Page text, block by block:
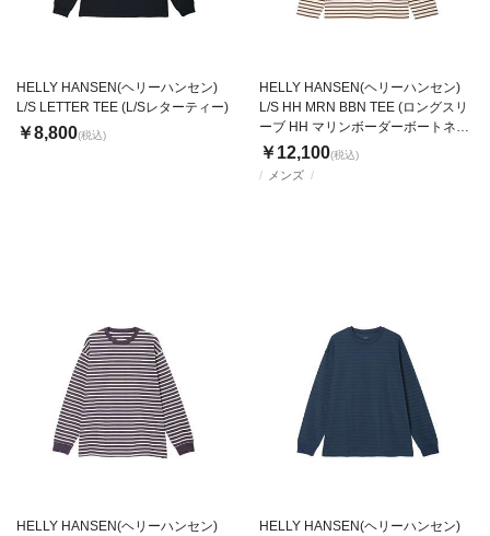
HELLY HANSEN(ヘリーハンセン)
L/S LETTER TEE (L/Sレターティー)
￥8,800(税込)
メンズ
HELLY HANSEN(ヘリーハンセン)
L/S HH MRN BBN TEE (ロングスリ
ーブ HH マリンボーダーボートネッ
クティー)
￥12,100(税込)
HELLY HANSEN(ヘリーハンセン)
HELLY HANSEN(ヘリーハンセン)